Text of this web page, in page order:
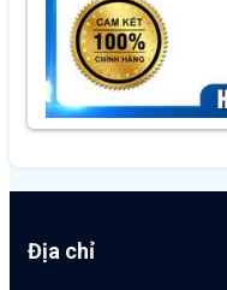
Địa chỉ